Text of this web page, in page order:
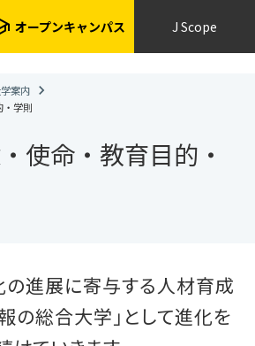
オープンキャンパス J Scope
案内
・学則
使命・教育目的・
の進展に寄与する人材育成
の総合大学」として進化を